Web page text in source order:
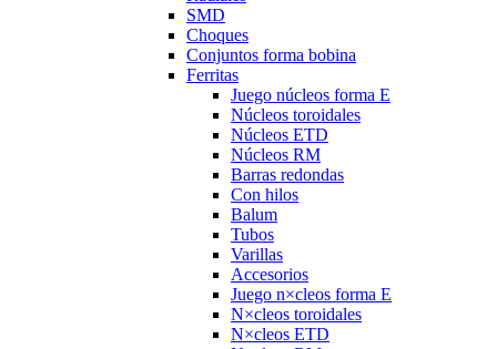
SMD
Choques
Conjuntos forma bobina
Ferritas
Juego núcleos forma E
Núcleos toroidales
Núcleos ETD
Núcleos RM
Barras redondas
Con hilos
Balum
Tubos
Varillas
Accesorios
Juego n×cleos forma E
N×cleos toroidales
N×cleos ETD